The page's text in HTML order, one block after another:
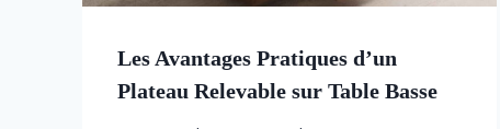
Les Avantages Pratiques d’un
Plateau Relevable sur Table Basse